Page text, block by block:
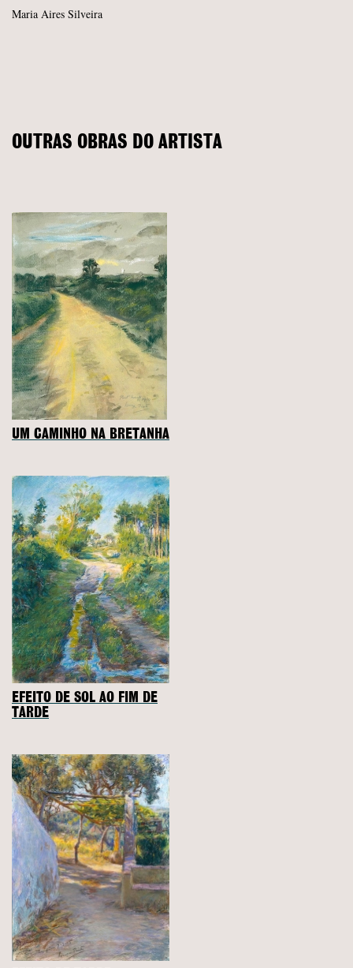
Maria Aires Silveira
OUTRAS OBRAS DO ARTISTA
UM CAMINHO NA BRETANHA
EFEITO DE SOL AO FIM DE
TARDE